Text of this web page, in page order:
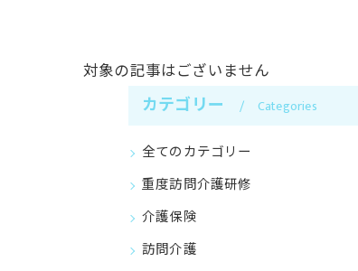
対象の記事はございません
カテゴリー Categories
全てのカテゴリー
重度訪問介護研修
介護保険
訪問介護